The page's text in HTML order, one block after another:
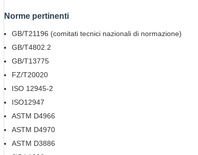
Norme pertinenti
GB/T21196 (comitati tecnici nazionali di normazione)
GB/T4802.2
GB/T13775
FZ/T20020
ISO 12945-2
ISO12947
ASTM D4966
ASTM D4970
ASTM D3886